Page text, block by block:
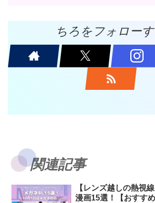
ちろをフォロー
関連記事
【レンズ越しの熱視
漫画15選！【おすすめ